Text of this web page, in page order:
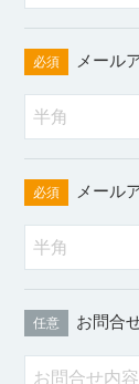
必須 メール
必須 メール
任意 お問合